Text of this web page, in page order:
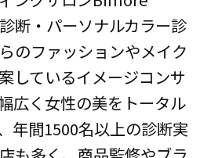
断・パーソナルカラー診
のファッションやメイク
しているイメージコンサ
広く女性の美をトータル
年間1500名以上の診断実